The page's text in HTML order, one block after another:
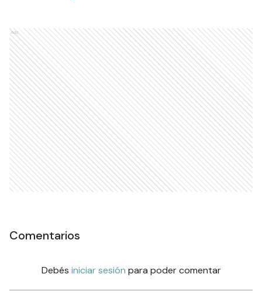
Ads
Comentarios
Debés iniciar sesión para poder comentar